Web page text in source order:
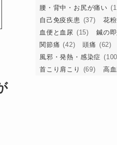
腰・背中・お尻が痛い
自己免疫疾患 (37) 花
血便と血尿 (15) 鍼の
関節痛 (42) 頭痛 (62)
風邪・発熱・感染症
首こり肩こり
(69) 高